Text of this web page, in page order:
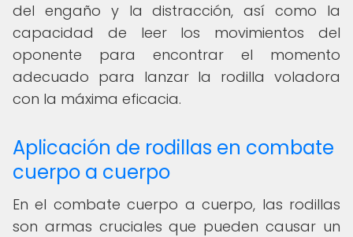
del engaño y la distracción, así como la
capacidad de leer los movimientos del
oponente para encontrar el momento
adecuado para lanzar la rodilla voladora
con la máxima eficacia.
Aplicación de rodillas en combate
cuerpo a cuerpo
En el combate cuerpo a cuerpo, las rodillas
son armas cruciales que pueden causar un